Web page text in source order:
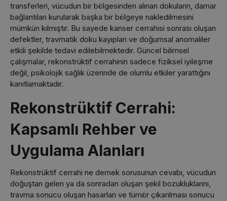
transferleri, vücudun bir bölgesinden alınan dokuların, damar
bağlantıları kurularak başka bir bölgeye nakledilmesini
mümkün kılmıştır. Bu sayede kanser cerrahisi sonrası oluşan
defektler, travmatik doku kayıpları ve doğumsal anomaliler
etkili şekilde tedavi edilebilmektedir. Güncel bilimsel
çalışmalar, rekonstrüktif cerrahinin sadece fiziksel iyileşme
değil, psikolojik sağlık üzerinde de olumlu etkiler yarattığını
kanıtlamaktadır.
Rekonstrüktif Cerrahi:
Kapsamlı Rehber ve
Uygulama Alanları
Rekonstrüktif cerrahi ne demek sorusunun cevabı, vücudun
doğuştan gelen ya da sonradan oluşan şekil bozukluklarını,
travma sonucu oluşan hasarları ve tümör çıkarılması sonucu